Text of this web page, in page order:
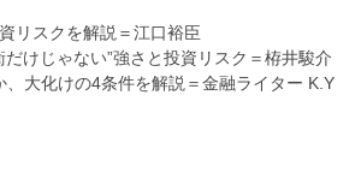
リスクを解説＝江口裕臣
けじゃない”強さと投資リスク＝栫井駿介
大化けの4条件を解説＝金融ライター K.Y